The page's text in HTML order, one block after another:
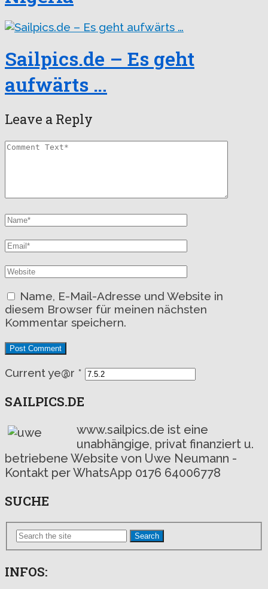
Sailpics.de – Es geht
aufwärts …
Leave a Reply
Name, E-Mail-Adresse und Website in
diesem Browser für meinen nächsten
Kommentar speichern.
Current ye@r *
SAILPICS.DE
www.sailpics.de ist eine
unabhängige, privat finanziert u.
betriebene Website von Uwe Neumann -
Kontakt per WhatsApp 0176 64006778
SUCHE
Search
INFOS: